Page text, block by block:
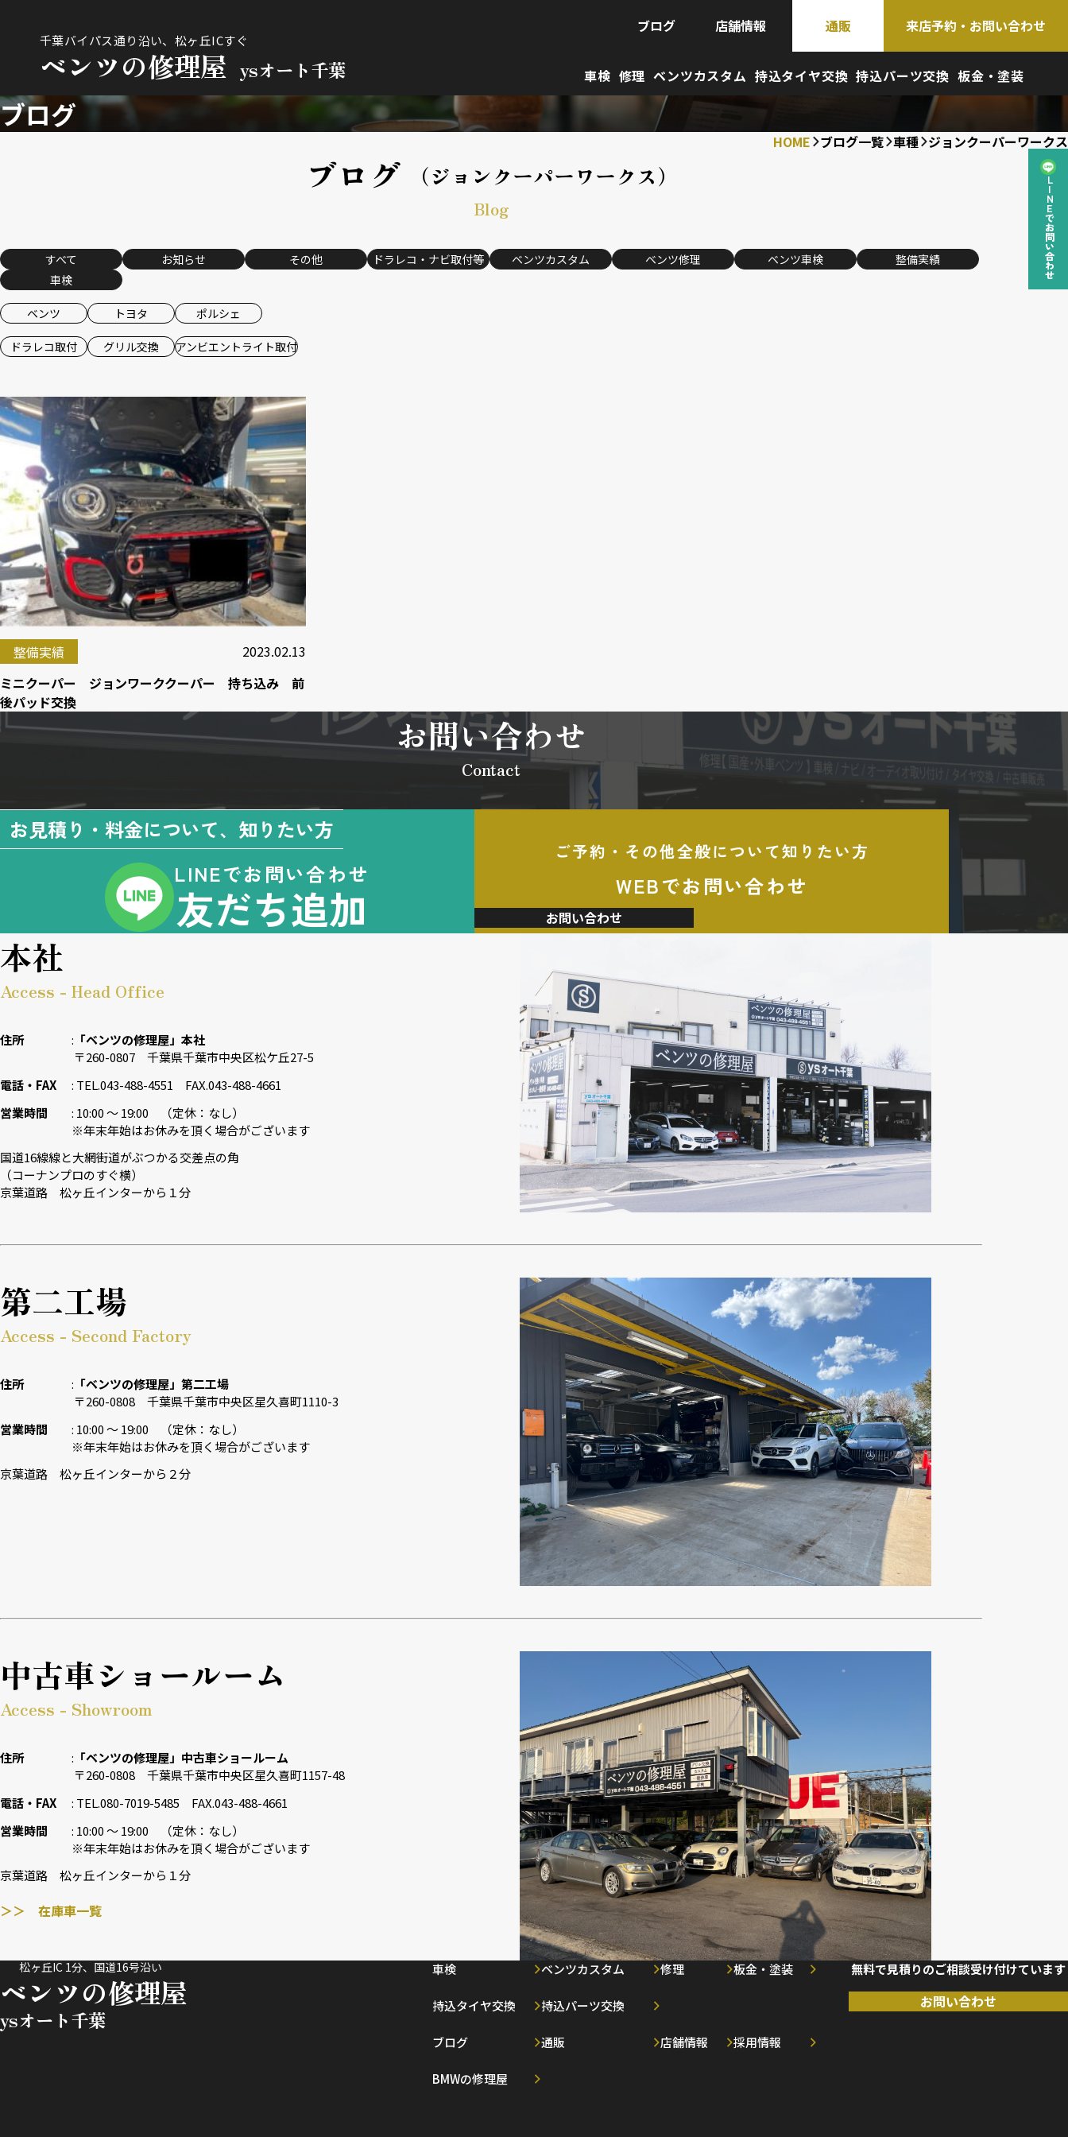
千葉バイパス通り沿い、松ヶ丘ICすぐ
ベンツの修理屋 ysオート千葉
ブログ 店舗情報 通販 来店予約・お問い合わせ
車検 修理 ベンツカスタム 持込タイヤ交換 持込パーツ交換 板金・塗装
LINEでお問い合わせ
ブログ
HOME ブログ一覧 車種 ジョンクーパーワークス
ブログ （ジョンクーパーワークス）
Blog
すべて お知らせ その他 ドラレコ・ナビ取付等 ベンツカスタム ベンツ修理 ベンツ車検
整備実績
車検
ベンツ トヨタ ポルシェ
ドラレコ取付 グリル交換 アンビエントライト取付
整備実績
2023.02.13
ミニクーパー ジョンワーククーパー 持ち込み 前
後パッド交換
お問い合わせ
Contact
お見積り・料金について、知りたい方
LINEでお問い合わせ
友だち追加
ご予約・その他全般について知りたい方
WEBでお問い合わせ
お問い合わせ
本社
Access - Head Office
住所
「ベンツの修理屋」本社
〒260-0807 千葉県千葉市中央区松ケ丘27-5
電話・FAX
TEL.043-488-4551 FAX.043-488-4661
営業時間
10:00 〜 19:00 （定休：なし）
※年末年始はお休みを頂く場合がございます
国道16線線と大網街道がぶつかる交差点の角
（コーナンプロのすぐ横）
京葉道路 松ヶ丘インターから１分
第二工場
Access - Second Factory
住所
「ベンツの修理屋」第二工場
〒260-0808 千葉県千葉市中央区星久喜町1110-3
営業時間
10:00 〜 19:00 （定休：なし）
※年末年始はお休みを頂く場合がございます
京葉道路 松ヶ丘インターから２分
中古車ショールーム
Access - Showroom
住所
「ベンツの修理屋」中古車ショールーム
〒260-0808 千葉県千葉市中央区星久喜町1157-48
電話・FAX
TEL.080-7019-5485 FAX.043-488-4661
営業時間
10:00 〜 19:00 （定休：なし）
※年末年始はお休みを頂く場合がございます
京葉道路 松ヶ丘インターから１分
＞＞ 在庫車一覧
松ヶ丘IC 1分、国道16号沿い
ベンツの修理屋
ysオート千葉
車検 ベンツカスタム 修理 板金・塗装
持込タイヤ交換 持込パーツ交換
ブログ 通販 店舗情報 採用情報
BMWの修理屋
無料で見積りのご相談受け付けています
お問い合わせ